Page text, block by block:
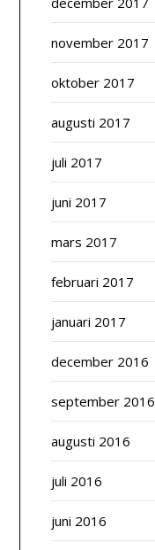
november 2017
oktober 2017
augusti 2017
juli 2017
juni 2017
mars 2017
februari 2017
januari 2017
december 2016
september 2016
augusti 2016
juli 2016
juni 2016